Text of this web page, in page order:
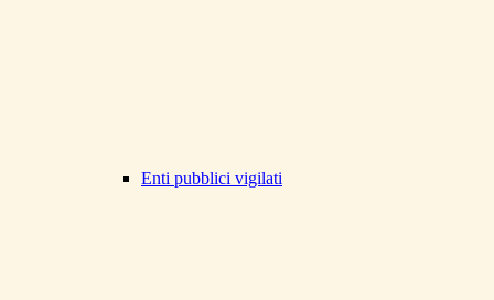
Enti pubblici vigilati